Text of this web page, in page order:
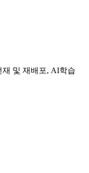
및 재배포, AI학습